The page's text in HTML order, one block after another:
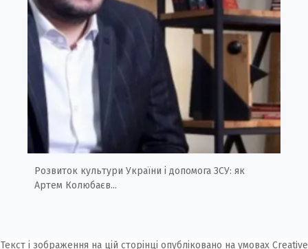
Розвиток культури України і допомога ЗСУ: як
Артем Колюбаєв...
Текст і зображення на цій сторінці опубліковано на умовах Creative